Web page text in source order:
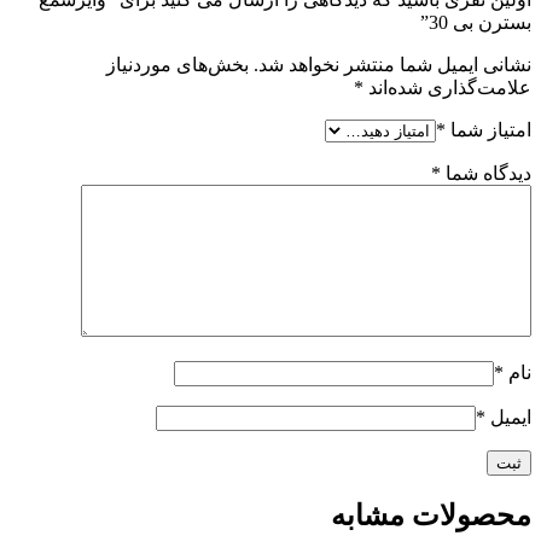
بسترن بی 30”
نشانی ایمیل شما منتشر نخواهد شد. بخش‌های موردنیاز
علامت‌گذاری شده‌اند *
امتیاز شما *
دیدگاه شما *
نام *
ایمیل *
محصولات مشابه